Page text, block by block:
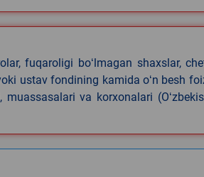
fuqaroligi boʻlmagan shaxslar,
ustav fondining kamida oʻn besh
va korxonalari